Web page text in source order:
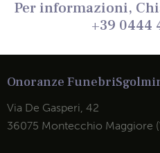
Per informazioni,
+39 0444
Onoranze Funebri
Via De Gasperi, 42
36075 Montecchio Maggiore